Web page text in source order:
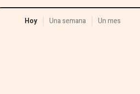
Hoy Una semana Un mes